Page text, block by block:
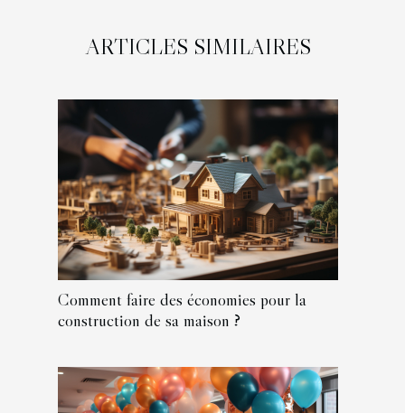
ARTICLES SIMILAIRES
Comment faire des économies pour la
construction de sa maison ?